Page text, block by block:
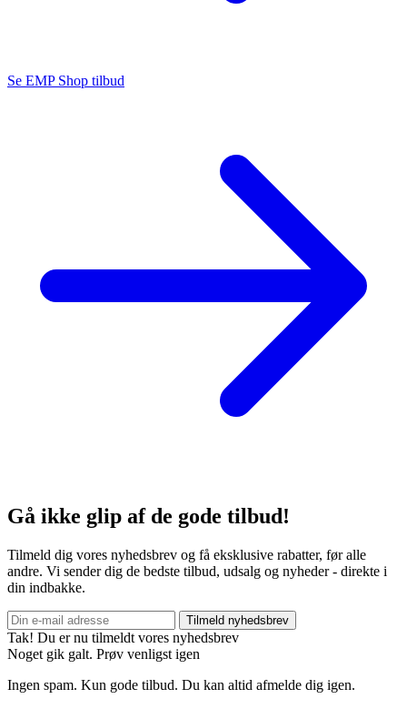
Se EMP Shop tilbud
Gå ikke glip af de gode tilbud!
Tilmeld dig vores nyhedsbrev og få eksklusive rabatter, før alle
andre. Vi sender dig de bedste tilbud, udsalg og nyheder - direkte i
din indbakke.
Tilmeld nyhedsbrev
Tak! Du er nu tilmeldt vores nyhedsbrev
Noget gik galt. Prøv venligst igen
Ingen spam. Kun gode tilbud. Du kan altid afmelde dig igen.